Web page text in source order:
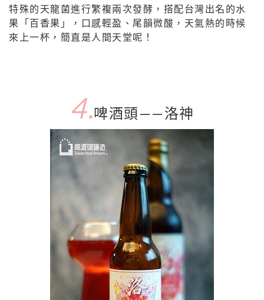
特殊的天龍菌進行繁複兩次發酵，搭配台灣出名的水
果「百香果」，口感輕盈、尾韻微酸，天氣熱的時候
來上一杯，簡直是人間天堂呢！
4.啤酒頭——洛神